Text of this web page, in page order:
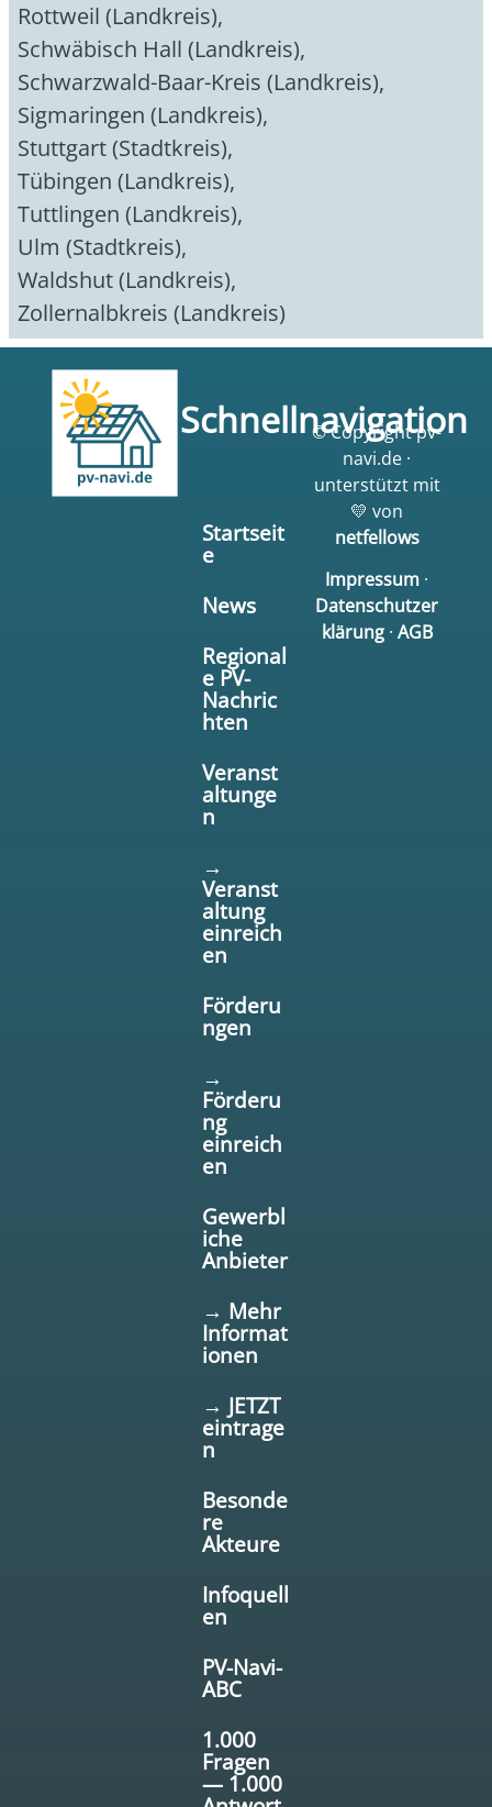
Rottweil (Landkreis),
Schwäbisch Hall (Landkreis),
Schwarzwald-Baar-Kreis (Landkreis),
Sigmaringen (Landkreis),
Stuttgart (Stadtkreis),
Tübingen (Landkreis),
Tuttlingen (Landkreis),
Ulm (Stadtkreis),
Waldshut (Landkreis),
Zollernalbkreis (Landkreis)
Schnellnavigation
Startseit
e
News
Regional
e PV-
Nachric
hten
Veranst
altunge
n
→
Veranst
altung
einreich
en
Förderu
ngen
→
Förderu
ng
einreich
en
Gewerbl
iche
Anbieter
→ Mehr
Informat
ionen
→ JETZT
eintrage
n
Besonde
re
Akteure
Infoquell
en
PV-Navi-
ABC
1.000
Fragen
— 1.000
© Copyright pv-
navi.de ·
unterstützt mit
💛 von
netfellows
Impressum ·
Datenschutzer
klärung· AGB